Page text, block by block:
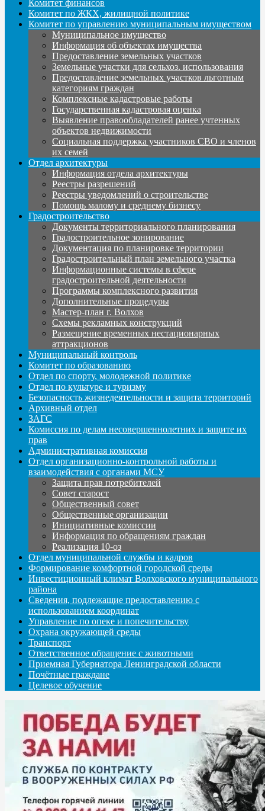
Комитет финансов
Комитет по ЖКХ, жилищной политике
Комитет по управлению муниципальным имуществом
Муниципальное имущество
Информация об объектах имущества
Предоставление земельных участков
Земельные участки для сельхоз. использования
Предоставление земельных участков льготным
категориям граждан
Комплексные кадастровые работы
Государственная кадастровая оценка
Выявление правообладателей ранее учтенных
объектов недвижимости
Социальная поддержка участников СВО и членов
их семей
Отдел архитектуры
Информация отдела архитектуры
Реестры разрешений
Реестры уведомлений о строительстве
Помощь малому и среднему бизнесу
Градостроительство
Документы территориального планирования
Градостроительное зонирование
Документация по планировке территории
Градостроительный план земельного участка
Информационные системы в сфере
градостроительной деятельности
Программы комплексного развития
Дополнительные процедуры
Мастер-план г. Волхов
Схемы рекламных конструкций
Размещение временных нестационарных
аттракционов
Муниципальный контроль
Комитет по образованию
Отдел по спорту, молодежной политике
Отдел по культуре и туризму
Безопасность жизнедеятельности и защита территорий
Архивный отдел
ЗАГС
Комиссия по делам несовершеннолетних и защите их
прав
Административная комиссия
Отдел организационно-контрольной работы и
взаимодействия с органами МСУ
Защита прав потребителей
Совет старост
Общественный совет
Общественные организации
Инициативные комиссии
Информация по обращениям граждан
Реализация 10-оз
Отдел муниципальной службы и кадров
Формирование комфортной городской среды
Инвестиционный климат Волховского муниципального
района
Сведения, подлежащие предоставлению с
использованием координат
Управление по опеке и попечительству
Охрана окружающей среды
Транспорт
Ответственное обращение с животными
Приемная Губернатора Ленинградской области
Почётные граждане
Целевое обучение